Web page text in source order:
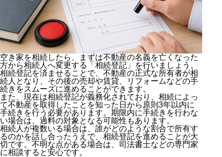
空き家を相続したら、まずは不動産の名義を亡くなった
方から相続人へ変更する「相続登記」を行いましょう。
相続登記を済ませることで、不動産の正式な所有者が相
続人となり、その後の売却や賃貸、リフォームなどの手
続きをスムーズに進めることができます。
また、現在は相続登記が義務化されており、相続によっ
て不動産を取得したことを知った日から原則3年以内に
手続きを行う必要があります。期限内に手続きを行わな
い場合は、過料の対象となる可能性もあります。
相続人が複数いる場合は、誰がどのような割合で所有す
るのかを話し合ったうえで、相続登記を進めることが大
切です。不明な点がある場合は、司法書士などの専門家
に相談すると安心です。